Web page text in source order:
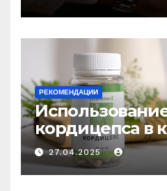
РЕКОМЕНДАЦИИ
кордицепса в
медицине:
средство
и истощения
27.04.2025